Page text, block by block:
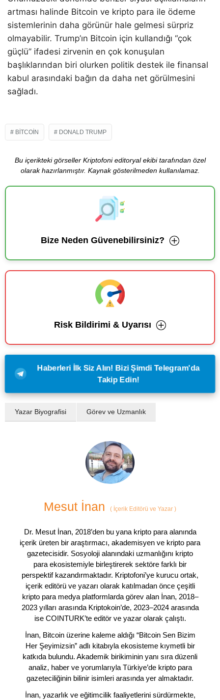
artması halinde Bitcoin ve kripto para ile ödeme
sistemlerinin daha görünür hale gelmesi sürpriz
olmayabilir. Trump’ın Bitcoin için kullandığı “çok
güçlü” ifadesi zirvenin en çok konuşulan
başlıklarından biri olurken politik destek ile finansal
kabul arasındaki bağın da daha net görülmesini
sağladı.
BITCOIN DONALD TRUMP
Bu içerikteki görseller Kriptofoni editoryal ekibi tarafından özel
olarak hazırlanmıştır. Kaynak gösterilmeden kullanılamaz.
Bize Neden Güvenebilirsiniz?
Risk Bildirimi & Uyarısı
Haberleri İlk Siz Alın! Bizi Şimdi Telegram'da
Takip Edin!
Yazar Biyografisi Görev ve Uzmanlık
Mesut İnan ( İçerik Editörü ve Yazar )
Dr. Mesut İnan, 2018’den bu yana kripto para alanında
içerik üreten bir araştırmacı, akademisyen ve kripto para
gazetecisidir. Sosyoloji alanındaki uzmanlığını kripto
para ekosistemiyle birleştirerek sektöre farklı bir
perspektif kazandırmaktadır. Kriptofoni’ye kurucu ortak,
içerik editörü ve yazarı olarak katılmadan önce çeşitli
kripto para medya platformlarda görev alan İnan, 2018–
2023 yılları arasında Kriptokoin’de, 2023–2024 arasında
ise COINTURK’te editör ve yazar olarak çalıştı.
İnan, Bitcoin üzerine kaleme aldığı “Bitcoin Sen Bizim
Her Şeyimizsin” adlı kitabıyla ekosisteme kıymetli bir
katkıda bulundu. Akademik birikiminin yanı sıra düzenli
analiz, haber ve yorumlarıyla Türkiye’de kripto para
gazeteciliğinin bilinir isimleri arasında yer almaktadır.
İnan, yazarlık ve eğitimcilik faaliyetlerini sürdürmekte,